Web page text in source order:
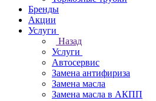
Бренды
Акции
Услуги
Назад
Услуги
Автосервис
Замена антифириза
Замена масла
Замена масла в АКПП